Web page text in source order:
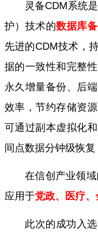
灵备CDM系统
护）技术的数据库
先进的CDM技术，
据的一致性和完整
永久增量备份、后
效率，节约存储资
可通过副本虚拟化
间点数据分钟级恢复
在信创产业领
应用于党政、医疗
此次的成功入